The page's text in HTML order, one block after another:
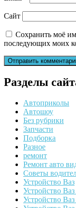
Сайт
Сохранить моё
последующих моих
Разделы
Автоприколы
Автошоу
Без рубрики
Запчасти
Подборка
Разное
ремонт
Ремонт авто
Советы
Устройство Ваз
Устройство
Устройство